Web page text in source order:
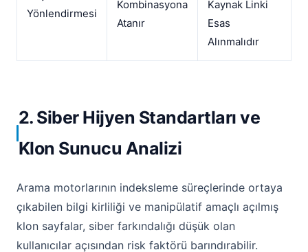
Yönlendirmesi
Kombinasyona
Atanır
Kaynak Linki
Esas
Alınmalıdır
2. Siber Hijyen Standartları ve
Klon Sunucu Analizi
Arama motorlarının indeksleme süreçlerinde ortaya
çıkabilen bilgi kirliliği ve manipülatif amaçlı açılmış
klon sayfalar, siber farkındalığı düşük olan
kullanıcılar açısından risk faktörü barındırabilir.